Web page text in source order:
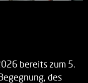
bereits zum 5.
des